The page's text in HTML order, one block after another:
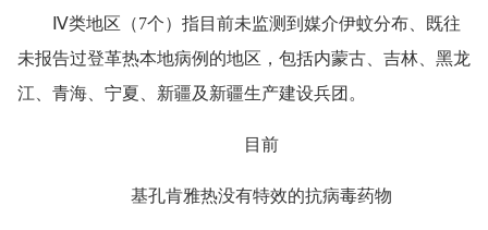
Ⅳ类地区（7个）指目前未监测到媒介伊蚊分布、既往
未报告过登革热本地病例的地区，包括内蒙古、吉林、黑龙
江、青海、宁夏、新疆及新疆生产建设兵团。
目前
基孔肯雅热没有特效的抗病毒药物